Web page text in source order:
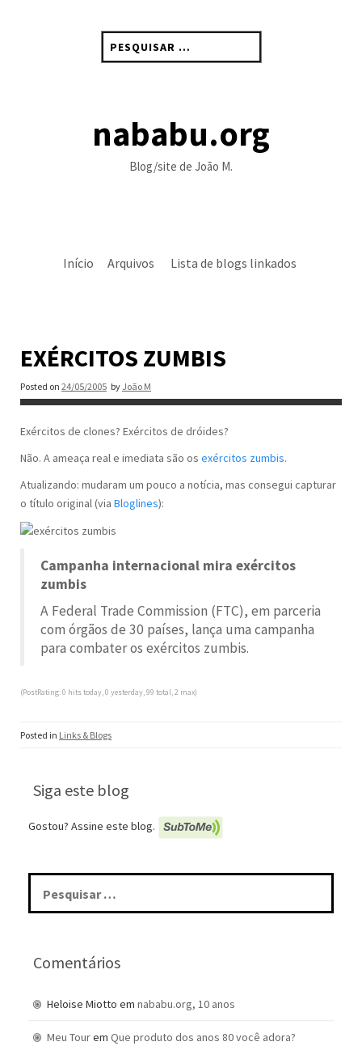
por:
nababu.org
Blog/site de João M.
Início Arquivos Lista de blogs linkados
EXÉRCITOS ZUMBIS
Posted on 24/05/2005 by João M
Exércitos de clones? Exércitos de dróides?
Não. A ameaça real e imediata são os exércitos zumbis.
Atualizando: mudaram um pouco a notícia, mas consegui capturar
o título original (via Bloglines):
Campanha internacional mira exércitos
zumbis
A Federal Trade Commission (FTC), em parceria
com órgãos de 30 países, lança uma campanha
para combater os exércitos zumbis.
(PostRating: 0 hits today, 0 yesterday, 99 total, 2 max)
Posted in Links & Blogs
Siga este blog
Gostou? Assine este blog.
Pesquisar
por:
Comentários
Heloise Miotto em nababu.org, 10 anos
Meu Tourem Que produto dos anos 80 você adora?